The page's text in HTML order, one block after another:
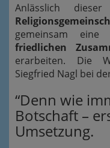
Anlässlich
gemeinsam eine
friedlichen
erarbeiten. Die
Siegfried Nagl bei
“Denn wie
Botschaft –
Umsetzung.